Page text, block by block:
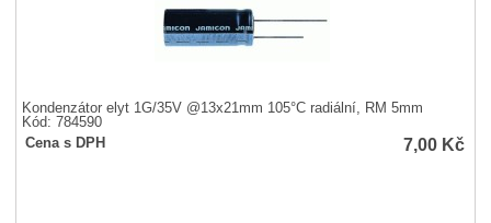
Kondenzátor elyt 1G/35V @13x21mm 105°C radiální, RM 5mm
Kód: 784590
Cena s DPH
7,00 Kč